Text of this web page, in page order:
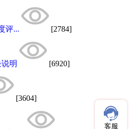
评... [2784]
明 [6920]
[3604]
客服